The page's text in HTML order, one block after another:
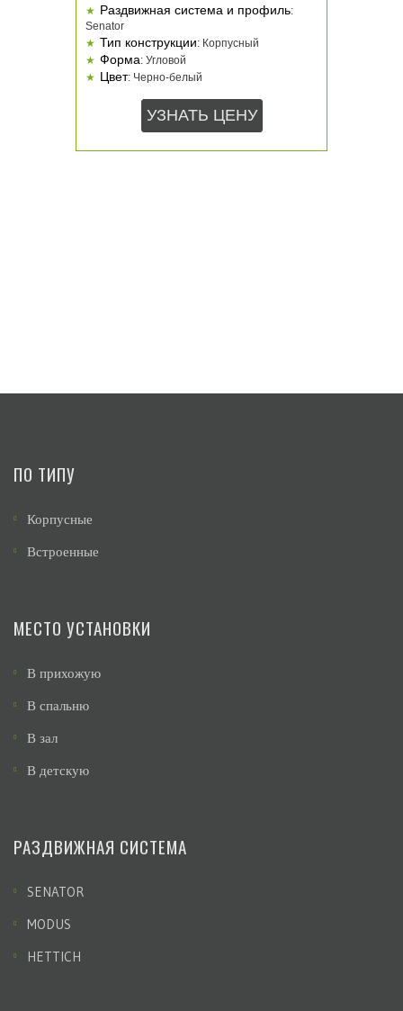
Раздвижная система и профиль:
Senator
Тип конструкции: Корпусный
Форма: Угловой
Цвет: Черно-белый
УЗНАТЬ ЦЕНУ
ПО ТИПУ
Корпусные
Встроенные
МЕСТО УСТАНОВКИ
В прихожую
В спальню
В зал
В детскую
РАЗДВИЖНАЯ СИСТЕМА
SENATOR
MODUS
HETTICH